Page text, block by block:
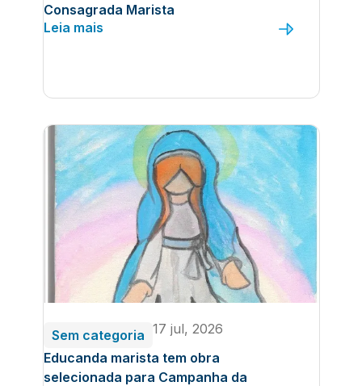
Consagrada Marista
Leia mais
Sem categoria 17 jul, 2026
Educanda marista tem obra
selecionada para Campanha da